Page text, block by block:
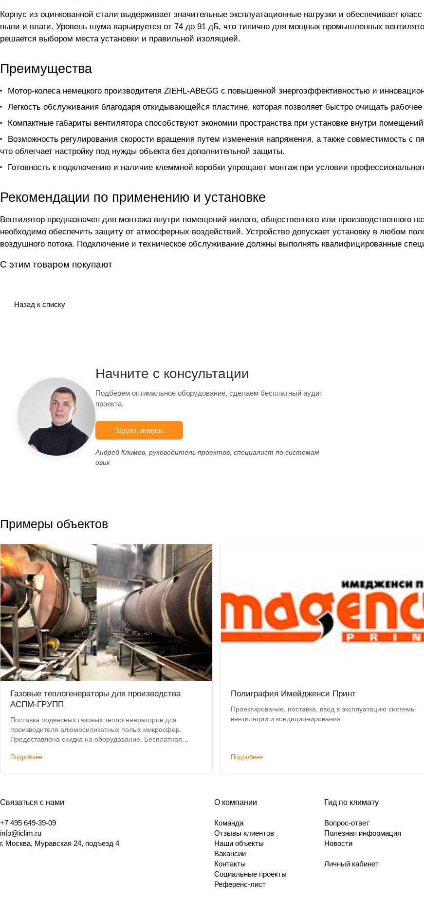
Корпус из оцинкованной стали выдерживает значительные эксплуатационные нагрузки и обеспечивает
пыли и влаги. Уровень шума варьируется от 74 до 91 дБ, что типично для мощных промышленных
решается выбором места установки и правильной изоляцией.
Преимущества
Мотор-колеса немецкого производителя ZIEHL-ABEGG с повышенной энергоэффективностью и
Легкость обслуживания благодаря откидывающейся пластине, которая позволяет быстро очищать
Компактные габариты вентилятора способствуют экономии пространства при установке внутри
Возможность регулирования скорости вращения путем изменения напряжения, а также совместимость с
что облегчает настройку под нужды объекта без дополнительной защиты.
Готовность к подключению и наличие клеммной коробки упрощают монтаж при условии
Рекомендации по применению и установке
Вентилятор предназначен для монтажа внутри помещений жилого, общественного или производственного
необходимо обеспечить защиту от атмосферных воздействий. Устройство допускает установку в любом
воздушного потока. Подключение и техническое обслуживание должны выполнять квалифицированные
С этим товаром покупают
Назад к списку
Начните с консультации
Подберём оптимальное оборудование, сделаем бесплатный аудит
проекта.
Задать вопрос
Андрей Климов, руководитель проектов, специалист по системам
овик
Примеры объектов
Газовые теплогенераторы для производства
АСПМ-ГРУПП
Поставка подвесных газовых теплогенераторов для
производителя алюмосиликатных полых микросфер.
Предоставлена скидка на оборудование. Бесплатная
Подробнее
Полиграфия Имейдженси Принт
Проектирование, поставка, ввод в эксплуатацию системы
вентиляции и кондиционирования
Подробнее
Связаться с нами
+7 495 649-39-09
info@iclim.ru
г. Москва, Муравская 24, подъезд 4
О компании
Команда
Отзывы клиентов
Наши объекты
Вакансии
Контакты
Социальные проекты
Референс-лист
Гид по климату
Вопрос-ответ
Полезная информация
Новости
Личный кабинет